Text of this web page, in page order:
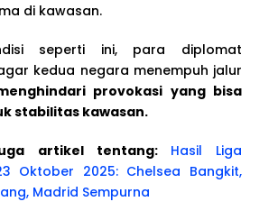
di kawasan.
seperti ini, para diplomat
kedua negara menempuh jalur
provokasi yang bisa
stabilitas kawasan.
artikel tentang: Hasil Liga
Oktober 2025: Chelsea Bangkit,
Madrid Sempurna